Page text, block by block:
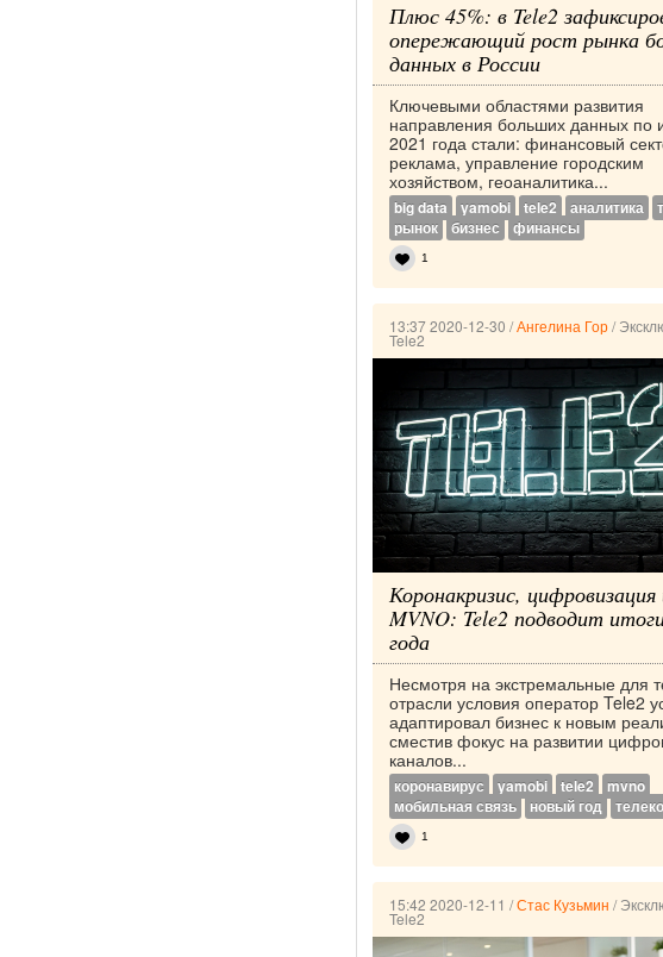
Плюс 45%: в Tele2
опережающий рост рынка
данных в России
Ключевыми областями развития
направления больших данных по
2021 года стали: финансовый
реклама, управление городским
хозяйством, геоаналитика...
big data yamobi tele2 аналитика
рынок
бизнес финансы
1
13:37 2020-12-30 /Ангелина Гор/
Tele2
Коронакризис, цифровизация
MVNO: Tele2 подводит
года
Несмотря на экстремальные для
отрасли условия оператор Tele2
адаптировал бизнес к новым
сместив фокус на развитии
каналов...
коронавирус yamobi tele2
mvno
мобильная связь
новый год
1
15:42 2020-12-11 /Стас Кузьмин /
Tele2